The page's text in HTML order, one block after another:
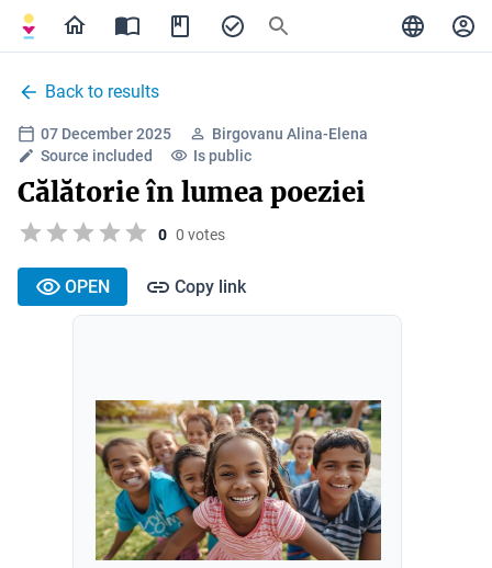
Back to results
07 December 2025
Birgovanu Alina-Elena
Source included
Is public
Călătorie în lumea poeziei
0 0 votes
OPEN Copy link